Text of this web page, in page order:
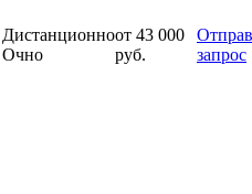
Дистанционно
Очно
от 43 000
руб.
запрос